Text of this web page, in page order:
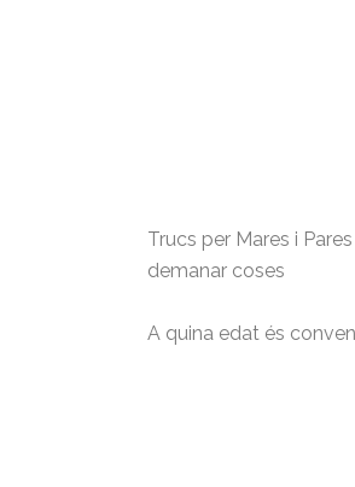
Trucs per Mares i
demanar coses
A quina edat és